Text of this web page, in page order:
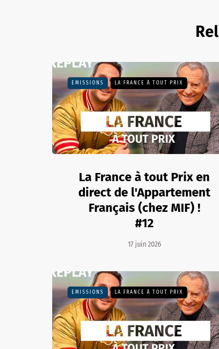
EMISSIONS LA FRANCE À TOUT PRIX
La France à tout Prix en
direct de l'Appartement
Français (chez MIF) !
#12
17 juin 2026
EMISSIONS LA FRANCE À TOUT PRIX